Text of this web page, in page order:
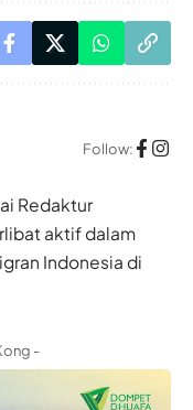
Follow:
Redaktur
aktif dalam
Indonesia di
-